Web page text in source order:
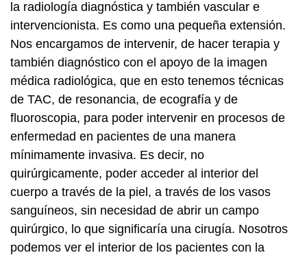
la radiología diagnóstica y también vascular e
intervencionista. Es como una pequeña extensión.
Nos encargamos de intervenir, de hacer terapia y
también diagnóstico con el apoyo de la imagen
médica radiológica, que en esto tenemos técnicas
de TAC, de resonancia, de ecografía y de
fluoroscopia, para poder intervenir en procesos de
enfermedad en pacientes de una manera
mínimamente invasiva. Es decir, no
quirúrgicamente, poder acceder al interior del
cuerpo a través de la piel, a través de los vasos
sanguíneos, sin necesidad de abrir un campo
quirúrgico, lo que significaría una cirugía. Nosotros
podemos ver el interior de los pacientes con la